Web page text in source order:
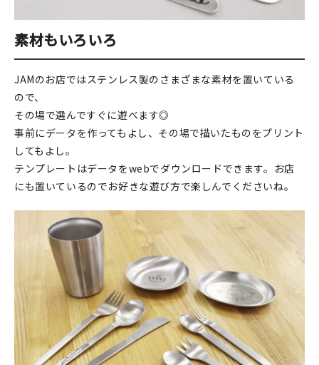
素材もいろいろ
JAMのお店ではステンレス製のさまざまな素材を置いている
ので、
その場で選んですぐに遊べます◎
事前にデータを作ってもよし、その場で描いたものをプリント
してもよし。
テンプレートはデータをwebでダウンロードできます。お店
にも置いているのでお好きな遊び方で楽しんでくださいね。